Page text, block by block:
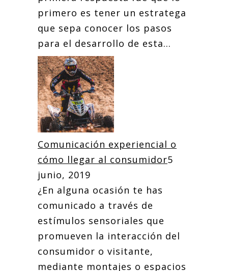
primero es tener un estratega
que sepa conocer los pasos
para el desarrollo de esta...
Comunicación experiencial o
cómo llegar al consumidor5
junio, 2019
¿En alguna ocasión te has
comunicado a través de
estímulos sensoriales que
promueven la interacción del
consumidor o visitante,
mediante montajes o espacios